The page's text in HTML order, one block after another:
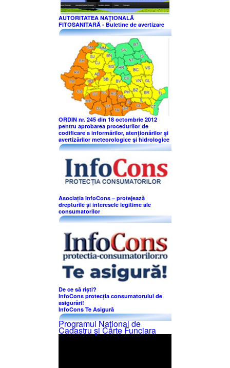
AUTORITATEA NAŢIONALĂ
FITOSANITARĂ - Buletine de avertizare
ORDIN nr. 245 din 18 octombrie 2012
pentru aprobarea procedurilor de
codificare a informărilor, atenţionărilor şi
avertizărilor meteorologice şi hidrologice
Asociația InfoCons – protejează
drepturile și interesele legitime ale
consumatorilor
De ce să riști?
InfoCons protecția consumatorului de
asigurări!
InfoCons Te Asigură
Programul Naţional de
Cadastru şi Carte Funciara